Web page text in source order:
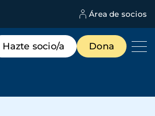
Área de socios
Hazte socio/a Dona